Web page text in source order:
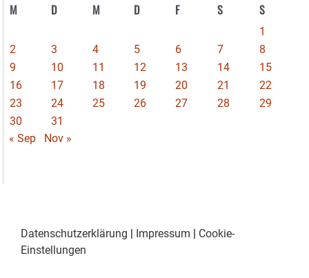
M D M D F S S
1
2
3 4 5 6 7
8
9
10 11 12 13 14
15
16
17 18 19 20 21
22
23
24 25 26 27 28
29
30
31
« Sep
Nov »
Datenschutzerklärung | Impressum | Cookie-
Einstellungen